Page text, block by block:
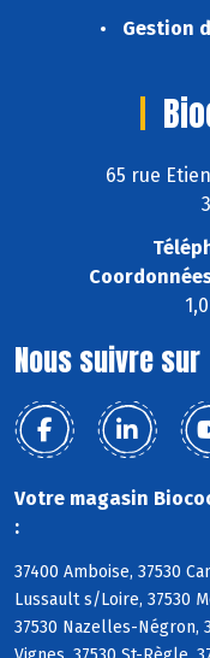
Gestion
65 rue
Nous suivre sur
Votre magasin
:
37400 Amboise, 37530
Lussault s/Loire, 37530
37530 Nazelles-Négron,